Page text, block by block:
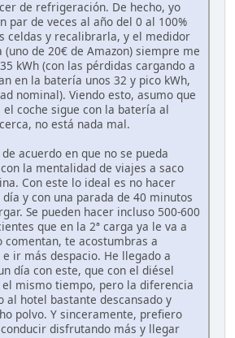
de refrigeración. De hecho, yo
par de veces al año del 0 al 100%
celdas y recalibrarla, y el medidor
(uno de 20€ de Amazon) siempre me
kWh (con las pérdidas cargando a
en la batería unos 32 y pico kWh,
nominal). Viendo esto, asumo que
el coche sigue con la batería al
no está nada mal.
acuerdo en que no se pueda
la mentalidad de viajes a saco
Con este lo ideal es no hacer
y con una parada de 40 minutos
Se pueden hacer incluso 500-600
que en la 2ª carga ya le va a
comentan, te acostumbras a
ir más despacio. He llegado a
día con este, que con el diésel
el mismo tiempo, pero la diferencia
al hotel bastante descansado y
polvo. Y sinceramente, prefiero
disfrutando más y llegar